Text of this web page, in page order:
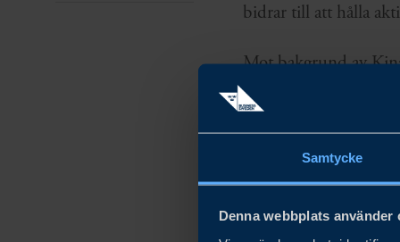
Samtycke
Denna webbplats använder
bidrar till att hålla
Mot bakgrund av
exportkapacitet blir
nyckelmarknader för
Prenumerera på våra